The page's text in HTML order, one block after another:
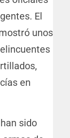
El
unos
en
sido